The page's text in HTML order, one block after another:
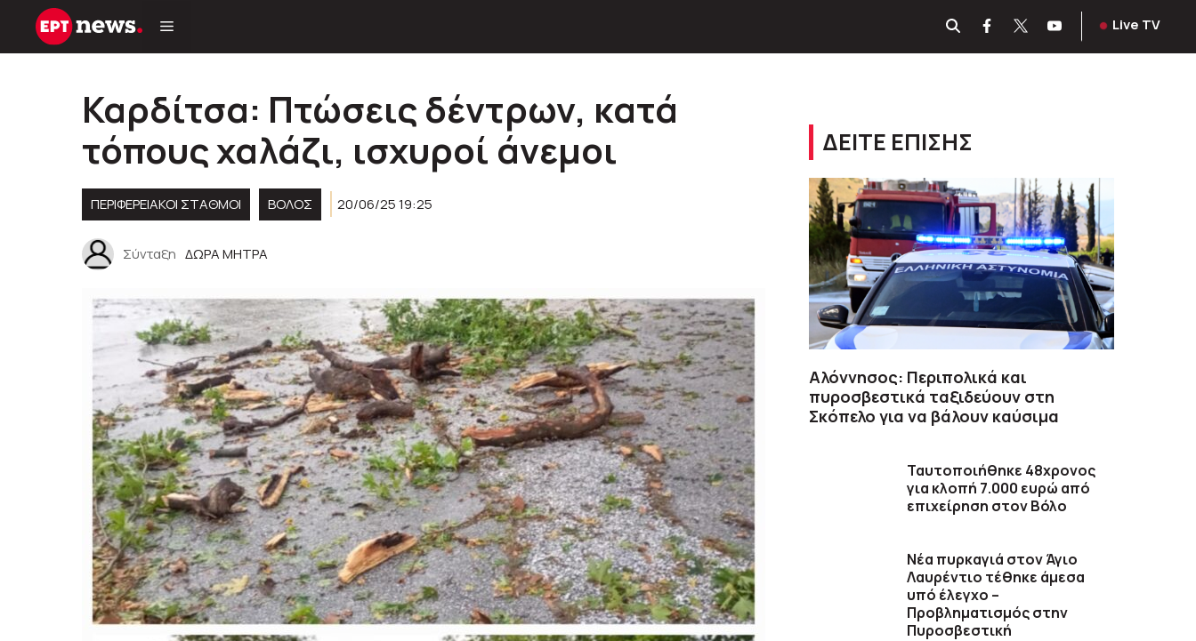
Μετάβαση
Live TV
Καρδίτσα: Πτώσεις δέντρων, κατά
τόπους χαλάζι, ισχυροί άνεμοι
ΠΕΡΙΦΕΡΕΙΑΚΟΊ ΣΤΑΘΜΟΊ ΒΟΛΟΣ 20/06/25 19:25
Σύνταξη ΔΩΡΑ ΜΗΤΡΑ
ΔΕΙΤΕ ΕΠΙΣΗΣ
Αλόννησος: Περιπολικά και
πυροσβεστικά ταξιδεύουν στη
Σκόπελο για να βάλουν καύσιμα
Ταυτοποιήθηκε 48χρονος
για κλοπή 7.000 ευρώ από
επιχείρηση στον Βόλο
Νέα πυρκαγιά στον Άγιο
Λαυρέντιο τέθηκε άμεσα
υπό έλεγχο –
Προβληματισμός στην
Πυροσβεστική